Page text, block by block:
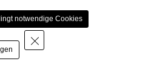
notwendige Cookies